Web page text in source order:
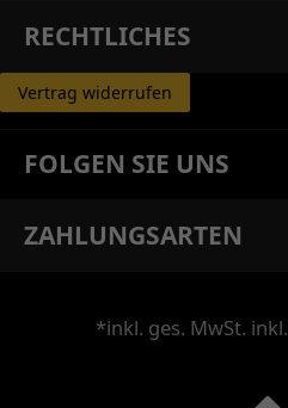
RECHTLICHES
Vertrag widerrufen
FOLGEN SIE UNS
ZAHLUNGSARTEN
*inkl. ges. MwSt. inkl.